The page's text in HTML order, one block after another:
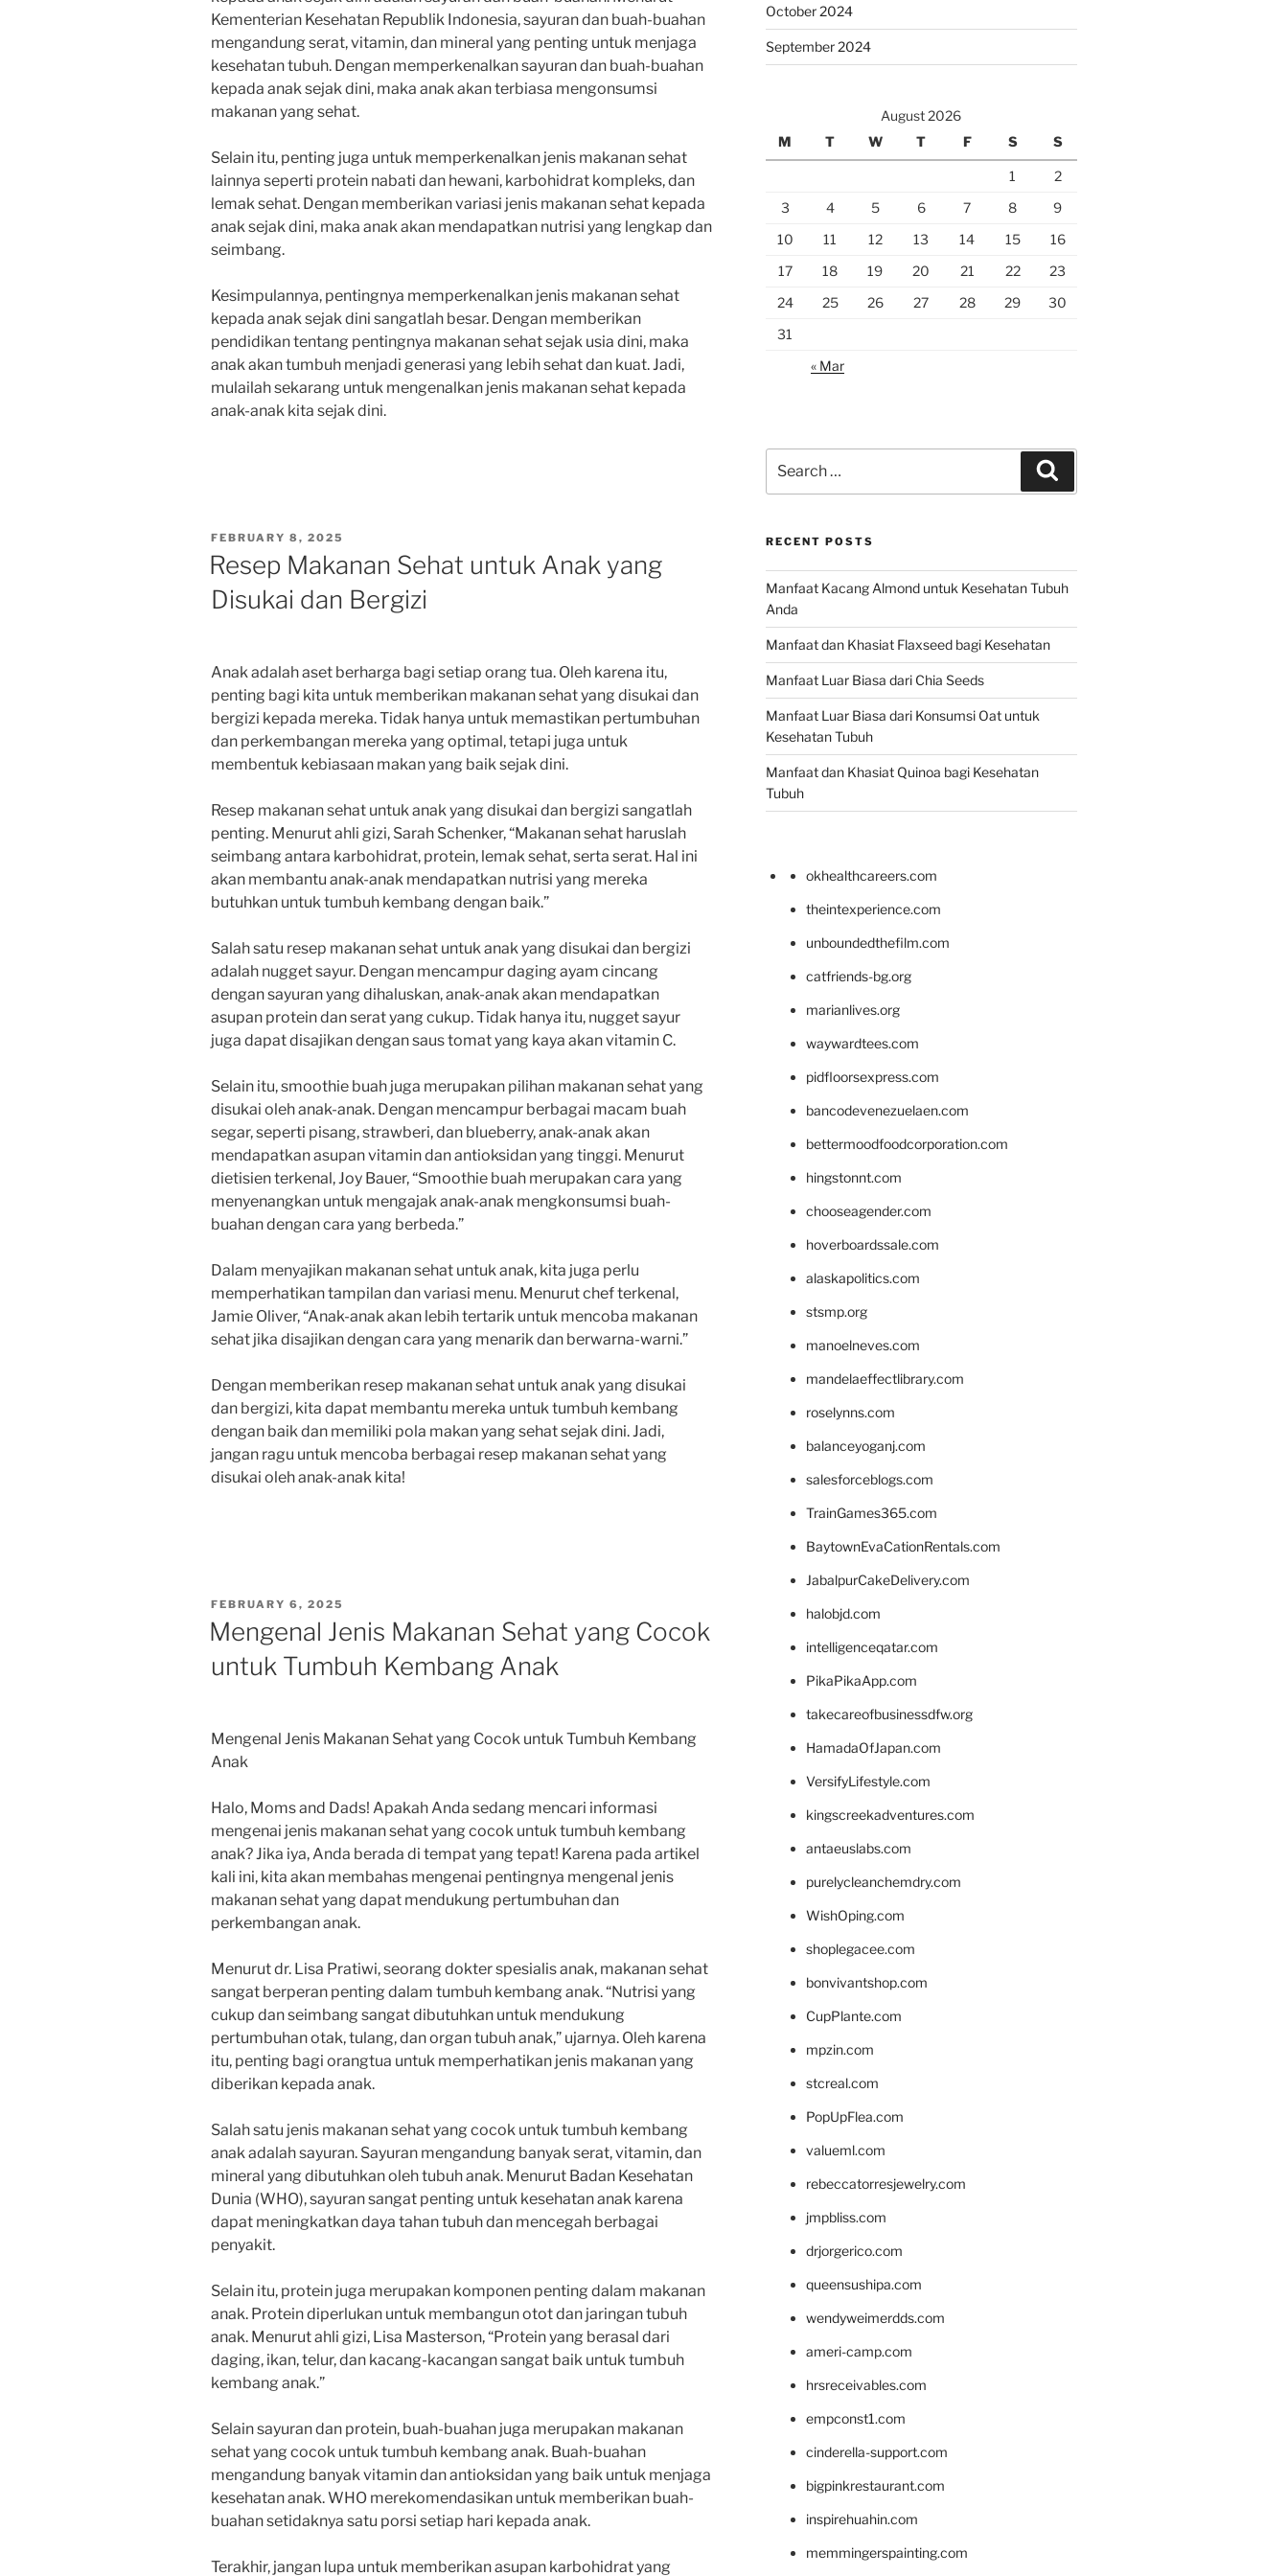
Kementerian Kesehatan Republik Indonesia, sayuran dan buah-buahan
mengandung serat, vitamin, dan mineral yang penting untuk menjaga
kesehatan tubuh. Dengan memperkenalkan sayuran dan buah-buahan
kepada anak sejak dini, maka anak akan terbiasa mengonsumsi
makanan yang sehat.
Selain itu, penting juga untuk memperkenalkan jenis makanan sehat
lainnya seperti protein nabati dan hewani, karbohidrat kompleks, dan
lemak sehat. Dengan memberikan variasi jenis makanan sehat kepada
anak sejak dini, maka anak akan mendapatkan nutrisi yang lengkap dan
seimbang.
Kesimpulannya, pentingnya memperkenalkan jenis makanan sehat
kepada anak sejak dini sangatlah besar. Dengan memberikan
pendidikan tentang pentingnya makanan sehat sejak usia dini, maka
anak akan tumbuh menjadi generasi yang lebih sehat dan kuat. Jadi,
mulailah sekarang untuk mengenalkan jenis makanan sehat kepada
anak-anak kita sejak dini.
POSTED
FEBRUARY 8, 2025
Resep Makanan Sehat untuk Anak yang
Disukai dan Bergizi
Anak adalah aset berharga bagi setiap orang tua. Oleh karena itu,
penting bagi kita untuk memberikan makanan sehat yang disukai dan
bergizi kepada mereka. Tidak hanya untuk memastikan pertumbuhan
dan perkembangan mereka yang optimal, tetapi juga untuk
membentuk kebiasaan makan yang baik sejak dini.
Resep makanan sehat untuk anak yang disukai dan bergizi sangatlah
penting. Menurut ahli gizi, Sarah Schenker, “Makanan sehat haruslah
seimbang antara karbohidrat, protein, lemak sehat, serta serat. Hal ini
akan membantu anak-anak mendapatkan nutrisi yang mereka
butuhkan untuk tumbuh kembang dengan baik.”
Salah satu resep makanan sehat untuk anak yang disukai dan bergizi
adalah nugget sayur. Dengan mencampur daging ayam cincang
dengan sayuran yang dihaluskan, anak-anak akan mendapatkan
asupan protein dan serat yang cukup. Tidak hanya itu, nugget sayur
juga dapat disajikan dengan saus tomat yang kaya akan vitamin C.
Selain itu, smoothie buah juga merupakan pilihan makanan sehat yang
disukai oleh anak-anak. Dengan mencampur berbagai macam buah
segar, seperti pisang, strawberi, dan blueberry, anak-anak akan
mendapatkan asupan vitamin dan antioksidan yang tinggi. Menurut
dietisien terkenal, Joy Bauer, “Smoothie buah merupakan cara yang
menyenangkan untuk mengajak anak-anak mengkonsumsi buah-
buahan dengan cara yang berbeda.”
Dalam menyajikan makanan sehat untuk anak, kita juga perlu
memperhatikan tampilan dan variasi menu. Menurut chef terkenal,
Jamie Oliver, “Anak-anak akan lebih tertarik untuk mencoba makanan
sehat jika disajikan dengan cara yang menarik dan berwarna-warni.”
Dengan memberikan resep makanan sehat untuk anak yang disukai
dan bergizi, kita dapat membantu mereka untuk tumbuh kembang
dengan baik dan memiliki pola makan yang sehat sejak dini. Jadi,
jangan ragu untuk mencoba berbagai resep makanan sehat yang
disukai oleh anak-anak kita!
POSTED
ON
FEBRUARY 6, 2025
Mengenal Jenis Makanan Sehat yang Cocok
untuk Tumbuh Kembang Anak
Mengenal Jenis Makanan Sehat yang Cocok untuk Tumbuh Kembang
Anak
Halo, Moms and Dads! Apakah Anda sedang mencari informasi
mengenai jenis makanan sehat yang cocok untuk tumbuh kembang
anak? Jika iya, Anda berada di tempat yang tepat! Karena pada artikel
kali ini, kita akan membahas mengenai pentingnya mengenal jenis
makanan sehat yang dapat mendukung pertumbuhan dan
perkembangan anak.
Menurut dr. Lisa Pratiwi, seorang dokter spesialis anak, makanan sehat
sangat berperan penting dalam tumbuh kembang anak. “Nutrisi yang
cukup dan seimbang sangat dibutuhkan untuk mendukung
pertumbuhan otak, tulang, dan organ tubuh anak,” ujarnya. Oleh karena
itu, penting bagi orangtua untuk memperhatikan jenis makanan yang
diberikan kepada anak.
Salah satu jenis makanan sehat yang cocok untuk tumbuh kembang
anak adalah sayuran. Sayuran mengandung banyak serat, vitamin, dan
mineral yang dibutuhkan oleh tubuh anak. Menurut Badan Kesehatan
Dunia (WHO), sayuran sangat penting untuk kesehatan anak karena
dapat meningkatkan daya tahan tubuh dan mencegah berbagai
penyakit.
Selain itu, protein juga merupakan komponen penting dalam makanan
anak. Protein diperlukan untuk membangun otot dan jaringan tubuh
anak. Menurut ahli gizi, Lisa Masterson, “Protein yang berasal dari
daging, ikan, telur, dan kacang-kacangan sangat baik untuk tumbuh
kembang anak.”
Selain sayuran dan protein, buah-buahan juga merupakan makanan
sehat yang cocok untuk tumbuh kembang anak. Buah-buahan
mengandung banyak vitamin dan antioksidan yang baik untuk menjaga
kesehatan anak. WHO merekomendasikan untuk memberikan buah-
buahan setidaknya satu porsi setiap hari kepada anak.
Terakhir, jangan lupa untuk memberikan asupan karbohidrat yang
October 2024
September 2024
August 2026
M
T W T F S S
1
2
3
4 5 6 7 8
9
10
11 12 13 14 15
16
17
18 19 20 21 22
23
24
25 26 27 28 29
30
31
« Mar
for:
RECENT POSTS
Manfaat Kacang Almond untuk Kesehatan Tubuh
Anda
Manfaat dan Khasiat Flaxseed bagi Kesehatan
Manfaat Luar Biasa dari Chia Seeds
Manfaat Luar Biasa dari Konsumsi Oat untuk
Kesehatan Tubuh
Manfaat dan Khasiat Quinoa bagi Kesehatan
Tubuh
okhealthcareers.com
theintexperience.com
unboundedthefilm.com
catfriends-bg.org
marianlives.org
waywardtees.com
pidfloorsexpress.com
bancodevenezuelaen.com
bettermoodfoodcorporation.com
hingstonnt.com
chooseagender.com
hoverboardssale.com
alaskapolitics.com
stsmp.org
manoelneves.com
mandelaeffectlibrary.com
roselynns.com
balanceyoganj.com
salesforceblogs.com
TrainGames365.com
BaytownEvaCationRentals.com
JabalpurCakeDelivery.com
halobjd.com
intelligenceqatar.com
PikaPikaApp.com
takecareofbusinessdfw.org
HamadaOfJapan.com
VersifyLifestyle.com
kingscreekadventures.com
antaeuslabs.com
purelycleanchemdry.com
WishOping.com
shoplegacee.com
bonvivantshop.com
CupPlante.com
mpzin.com
stcreal.com
PopUpFlea.com
valueml.com
rebeccatorresjewelry.com
jmpbliss.com
drjorgerico.com
queensushipa.com
wendyweimerdds.com
ameri-camp.com
hrsreceivables.com
empconst1.com
cinderella-support.com
bigpinkrestaurant.com
inspirehuahin.com
memmingerspainting.com